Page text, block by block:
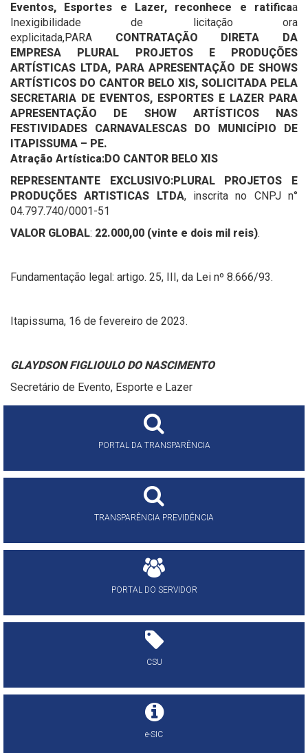
Eventos, Esportes e Lazer, reconhece e ratificaa
Inexigibilidade de licitação ora
explicitada,PARA CONTRATAÇÃO DIRETA DA
EMPRESA PLURAL PROJETOS E PRODUÇÕES
ARTÍSTICAS LTDA, PARA APRESENTAÇÃO DE SHOWS
ARTÍSTICOS DO CANTOR BELO XIS, SOLICITADA PELA
SECRETARIA DE EVENTOS, ESPORTES E LAZER PARA
APRESENTAÇÃO DE SHOW ARTÍSTICOS NAS
FESTIVIDADES CARNAVALESCAS DO MUNICÍPIO DE
ITAPISSUMA – PE.
Atração Artística:DO CANTOR BELO XIS
REPRESENTANTE EXCLUSIVO:PLURAL PROJETOS E
PRODUÇÕES ARTISTICAS LTDA, inscrita no CNPJ n°
04.797.740/0001-51
VALOR GLOBAL: 22.000,00 (vinte e dois mil reis).
Fundamentação legal: artigo. 25, III, da Lei nº 8.666/93.
Itapissuma, 16 de fevereiro de 2023.
GLAYDSON FIGLIOULO DO NASCIMENTO
Secretário de Evento, Esporte e Lazer
PORTAL DA TRANSPARÊNCIA
TRANSPARÊNCIA PREVIDÊNCIA
PORTAL DO SERVIDOR
CSU
e-SIC